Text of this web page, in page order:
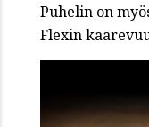
Puhelin on
Flexin